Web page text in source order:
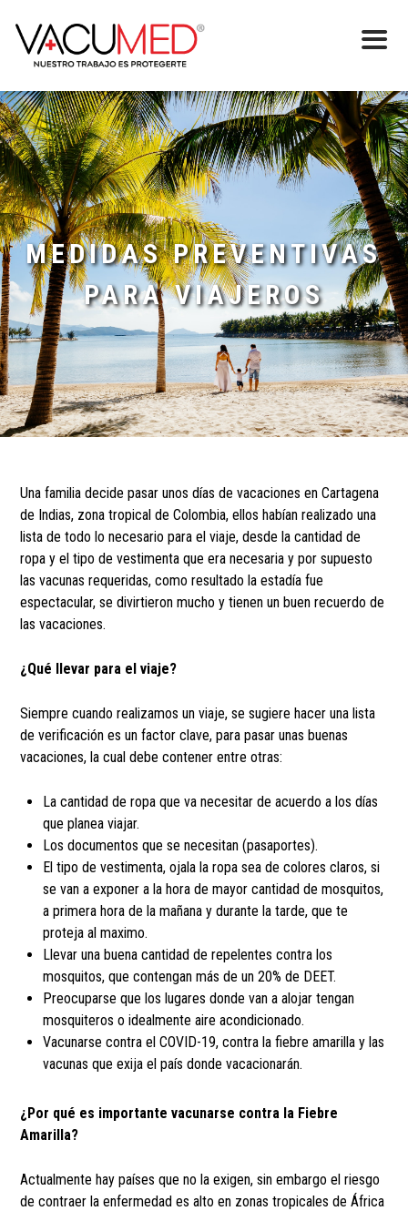
MEDIDAS PREVENTIVAS
PARA VIAJEROS
Una familia decide pasar unos días de vacaciones en Cartagena
de Indias, zona tropical de Colombia, ellos habían realizado una
lista de todo lo necesario para el viaje, desde la cantidad de
ropa y el tipo de vestimenta que era necesaria y por supuesto
las vacunas requeridas, como resultado la estadía fue
espectacular, se divirtieron mucho y tienen un buen recuerdo de
las vacaciones.
¿Qué llevar para el viaje?
Siempre cuando realizamos un viaje, se sugiere hacer una lista
de verificación es un factor clave, para pasar unas buenas
vacaciones, la cual debe contener entre otras:
La cantidad de ropa que va necesitar de acuerdo a los días
que planea viajar.
Los documentos que se necesitan (pasaportes).
El tipo de vestimenta, ojala la ropa sea de colores claros, si
se van a exponer a la hora de mayor cantidad de mosquitos,
a primera hora de la mañana y durante la tarde, que te
proteja al maximo.
Llevar una buena cantidad de repelentes contra los
mosquitos, que contengan más de un 20% de DEET.
Preocuparse que los lugares donde van a alojar tengan
mosquiteros o idealmente aire acondicionado.
Vacunarse contra el COVID-19, contra la fiebre amarilla y las
vacunas que exija el país donde vacacionarán.
¿Por qué es importante vacunarse contra la Fiebre
Amarilla?
Actualmente hay países que no la exigen, sin embargo el riesgo
de contraer la enfermedad es alto en zonas tropicales de África